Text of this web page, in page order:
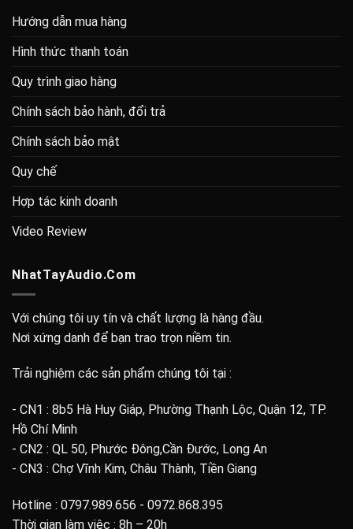
Hướng dẫn mua hàng
Hình thức thanh toán
Quy trình giao hàng
Chính sách bảo hành, đổi trả
Chính sách bảo mật
Quy chế
Hợp tác kinh doanh
Video Review
NhatTayAudio.Com
Với chúng tôi uy tín và chất lượng là hàng đầu.
Nơi xứng danh để bạn trao trọn niềm tin.
Trải nghiệm các sản phẩm chúng tôi tại :
- CN1 : 8b5 Hà Huy Giáp, Phường Thạnh Lộc, Quận 12, TP.
Hồ Chí Minh
- CN2 : QL 50, Phước Đông,Cần Đước, Long An
- CN3 : Chợ Vĩnh Kim, Châu Thành, Tiền Giang
Hotline : 0797.989.656 - 0972.868.395
Thời gian làm việc : 8h – 20h